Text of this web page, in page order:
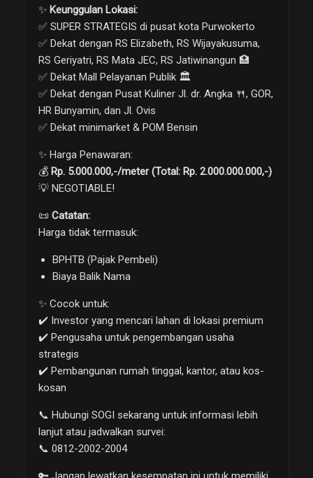
✨ Keunggulan Lokasi:
✅ SUPER STRATEGIS di pusat kota Purwokerto
✅ Dekat dengan RS Elizabeth, RS Wijayakusuma,
RS Geriyatri, RS Mata JEC, RS Jatiwinangun 🏥
✅ Dekat Mall Pelayanan Publik 🏛️
✅ Dekat dengan Pusat Kuliner Jl. dr. Angka 🍴, GOR,
HR Bunyamin, dan Jl. Ovis
✅ Dekat minimarket & POM Bensin
✨ Harga Penawaran:
💰 Rp. 5.000.000,-/meter (Total: Rp. 2.000.000.000,-)
💡 NEGOTIABLE!
📜 Catatan:
Harga tidak termasuk:
BPHTB (Pajak Pembeli)
Biaya Balik Nama
✨ Cocok untuk:
✔️ Investor yang mencari lahan di lokasi premium
✔️ Pengusaha untuk pengembangan usaha
strategis
✔️ Pembangunan rumah tinggal, kantor, atau kos-
kosan
📞 Hubungi SOGI sekarang untuk informasi lebih
lanjut atau jadwalkan survei:
📞 0812-2002-2004